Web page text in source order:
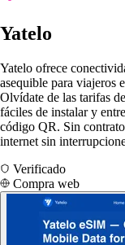
Yatelo
Yatelo ofrece
asequible para viajeros
Olvídate de las tarifas
fáciles de instalar y
código QR. Sin
internet sin
Verificado
Compra web